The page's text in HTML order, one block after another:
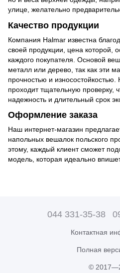
улице, желательно
Качество продукции
Компания Halmar известна
своей продукции, цена которой,
каждого покупателя. Основой
металл или дерево, так как эти
прочностью и
проходит тщательную проверку,
надежность и длительный срок
Оформление заказа
Наш интернет-магазин
напольных вешалок польского
этому, каждый клиент сможет
модель, которая идеально
044 331-35-38
Контактная
Полная
©